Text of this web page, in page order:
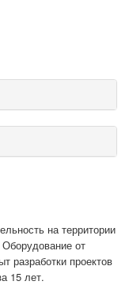
на территории
от
разработки проектов
15 лет.